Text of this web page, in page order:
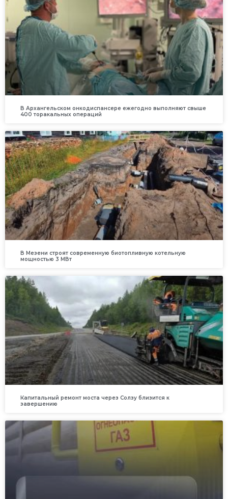
В Архангельском онкодиспансере ежегодно выполняют свыше
400 торакальных операций
В Мезени строят современную биотопливную котельную
мощностью 3 МВт
Капитальный ремонт моста через Солзу близится к
завершению